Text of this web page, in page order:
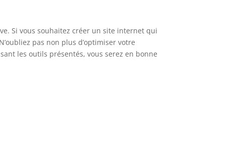
Si vous souhaitez créer un site internet qui
pas non plus d’optimiser votre
les outils présentés, vous serez en bonne